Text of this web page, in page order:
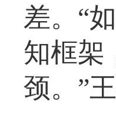
差。“
知框架
颈。”